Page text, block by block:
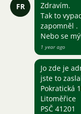
FR
Zdravím.
Tak to
zapomněl .
Nebo se
1 year ago
Jo zde je
jste to
Pokratická
Litoměřice
PSČ 41201